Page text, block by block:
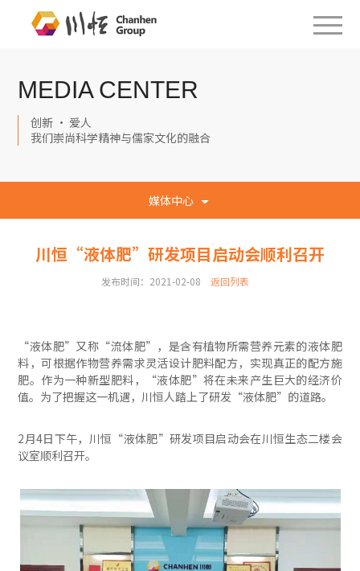
MEDIA CENTER
创新 · 爱人
我们崇尚科学精神与儒家文化的融合
媒体中心
川恒“液体肥”研发项目启动会顺利召开
发布时间：2021-02-08 返回列表
“液体肥”又称“流体肥”，是含有植物所需营养元素的液体肥
料，可根据作物营养需求灵活设计肥料配方，实现真正的配方施
肥。作为一种新型肥料，“液体肥”将在未来产生巨大的经济价
值。为了把握这一机遇，川恒人踏上了研发“液体肥”的道路。
2月4日下午，川恒“液体肥”研发项目启动会在川恒生态二楼会
议室顺利召开。